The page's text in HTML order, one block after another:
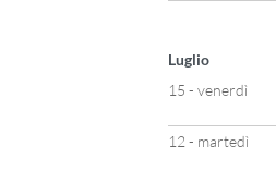
Luglio
15 - venerdì
12 - martedì